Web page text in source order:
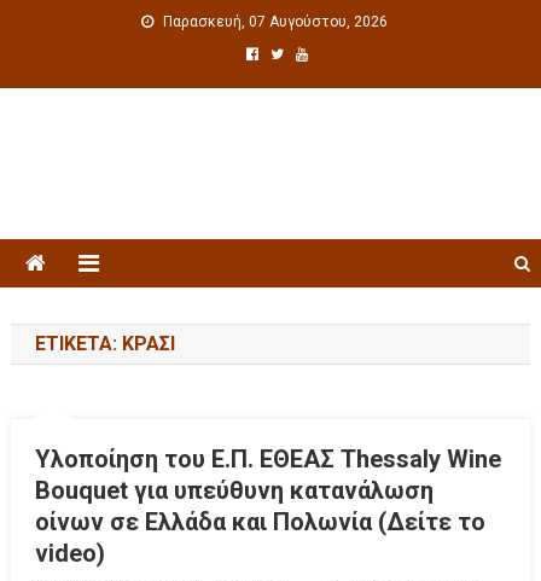
Παρασκευή, 07 Αυγούστου, 2026
ΕΤΙΚΈΤΑ: ΚΡΑΣΊ
Υλοποίηση του Ε.Π. ΕΘΕΑΣ Τhessaly Wine
Bouquet για υπεύθυνη κατανάλωση
οίνων σε Ελλάδα και Πολωνία (Δείτε το
video)